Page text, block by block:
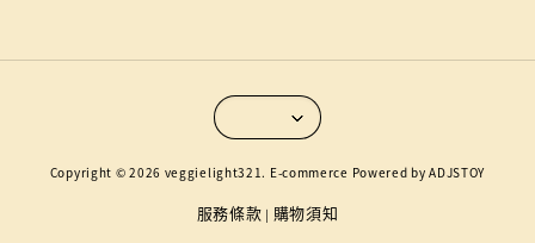
Copyright © 2026 veggielight321. E-commerce Powered by ADJSTOY
服務條款 | 購物須知